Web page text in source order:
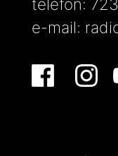
telefon:
e-mail: